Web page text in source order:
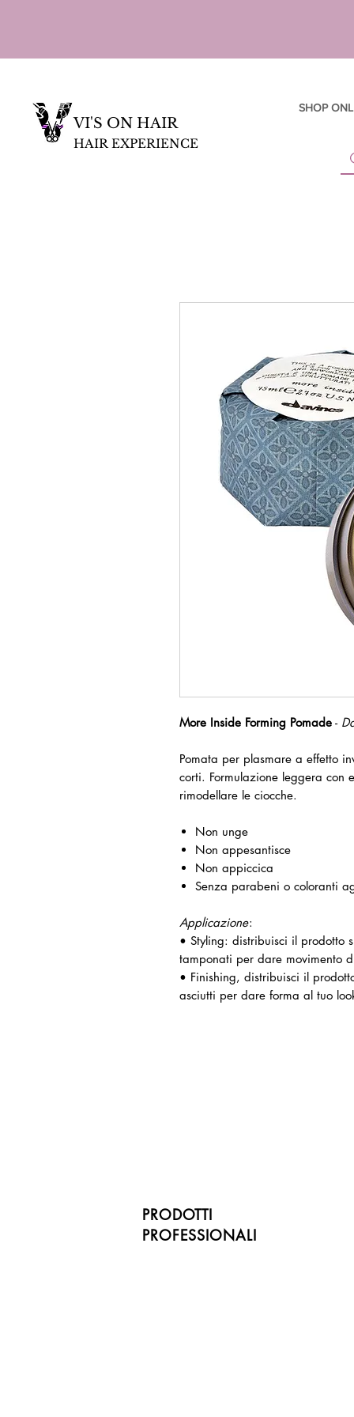
VI'S ON HAIR
HAIR EXPERIENCE
SHOP
More Inside Forming Pomade -
Pomata per plasmare a effetto
corti. Formulazione leggera con
rimodellare le ciocche.
Non unge
Non appesantisce
Non appiccica
Senza parabeni o coloranti
Applicazione:
• Styling: distribuisci il prodotto
tamponati per dare movimento
• Finishing, distribuisci il
asciutti per dare forma al tuo
PRODOTTI
PROFESSIONALI